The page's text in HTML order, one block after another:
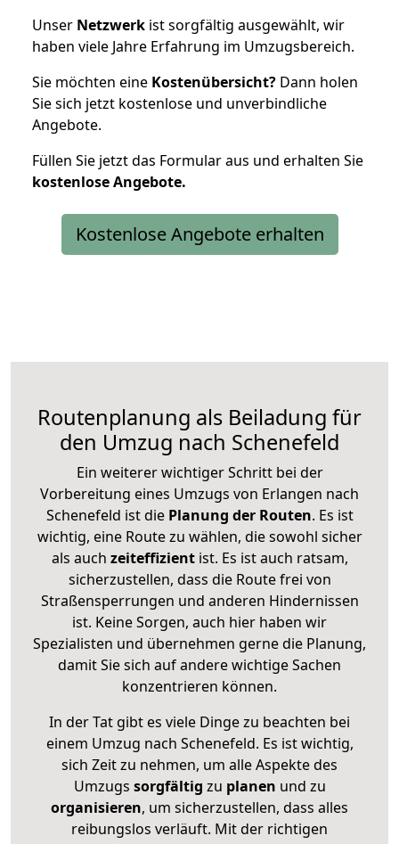
Unser Netzwerk ist sorgfältig ausgewählt, wir
haben viele Jahre Erfahrung im Umzugsbereich.
Sie möchten eine Kostenübersicht? Dann holen
Sie sich jetzt kostenlose und unverbindliche
Angebote.
Füllen Sie jetzt das Formular aus und erhalten Sie
kostenloseAngebote.
Kostenlose Angebote erhalten
Routenplanung als Beiladung für
den Umzug nach Schenefeld
Ein weiterer wichtiger Schritt bei der
Vorbereitung eines Umzugs von Erlangen nach
Schenefeld ist diePlanung der Routen. Es ist
wichtig, eine Route zu wählen, die sowohl sicher
als auch zeiteffizientist. Es ist auch ratsam,
sicherzustellen, dass die Route frei von
Straßensperrungen und anderen Hindernissen
ist. Keine Sorgen, auch hier haben wir
Spezialisten und übernehmen gerne die Planung,
damit Sie sich auf andere wichtige Sachen
konzentrieren können.
In der Tat gibt es viele Dinge zu beachten bei
einem Umzug nach Schenefeld. Es ist wichtig,
sich Zeit zu nehmen, um alle Aspekte des
Umzugs sorgfältig zu planen und zu
organisieren, um sicherzustellen, dass alles
reibungslos verläuft. Mit der richtigen